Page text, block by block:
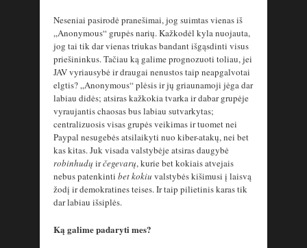
Neseniai pasirodė pranešimai, jog suimtas vienas iš
„Anonymous“ grupės narių. Kažkodėl kyla nuojauta,
jog tai tik dar vienas triukas bandant išgąsdinti visus
priešininkus. Tačiau ką galime prognozuoti toliau, jei
JAV vyriausybė ir draugai nenustos taip neapgalvotai
elgtis? „Anonymous“ plėsis ir jų griaunamoji jėga dar
labiau didės; atsiras kažkokia tvarka ir dabar grupėje
vyraujantis chaosas bus labiau sutvarkytas;
centralizuosis visas grupės veikimas ir tuomet nei
Paypal nesugebės atsilaikyti nuo kiber-atakų, nei bet
kas kitas. Juk visada valstybėje atsiras daugybė
robinhudų irčegevarų, kurie bet kokiais atvejais
nebus patenkinti bet kokiu valstybės kišimusi į laisvą
žodį ir demokratines teises. Ir taip pilietinis karas tik
dar labiau išsiplės.
Ką galime padaryti mes?